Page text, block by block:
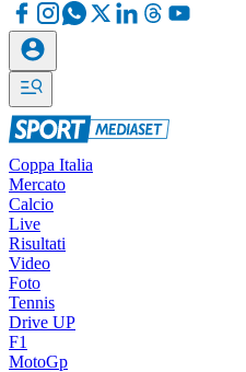
Coppa Italia
Mercato
Calcio
Live
Risultati
Video
Foto
Tennis
Drive UP
F1
MotoGp